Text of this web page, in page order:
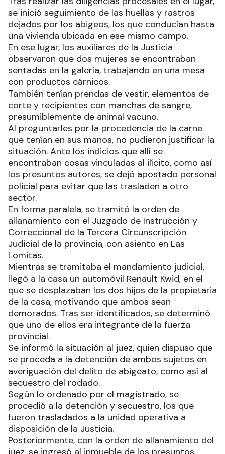
se inició seguimiento de las huellas y rastros
dejados por los abigeos, los que conducían hasta
una vivienda ubicada en ese mismo campo.
En ese lugar, los auxiliares de la Justicia
observaron que dos mujeres se encontraban
sentadas en la galería, trabajando en una mesa
con productos cárnicos.
También tenían prendas de vestir, elementos de
corte y recipientes con manchas de sangre,
presumiblemente de animal vacuno.
Al preguntarles por la procedencia de la carne
que tenían en sus manos, no pudieron justificar la
situación. Ante los indicios que allí se
encontraban cosas vinculadas al ilícito, como así
los presuntos autores, se dejó apostado personal
policial para evitar que las trasladen a otro
sector.
En forma paralela, se tramitó la orden de
allanamiento con el Juzgado de Instrucción y
Correccional de la Tercera Circunscripción
Judicial de la provincia, con asiento en Las
Lomitas.
Mientras se tramitaba el mandamiento judicial,
llegó a la casa un automóvil Renault Kwid, en el
que se desplazaban los dos hijos de la propietaria
de la casa, motivando que ambos sean
demorados. Tras ser identificados, se determinó
que uno de ellos era integrante de la fuerza
provincial.
Se informó la situación al juez, quien dispuso que
se proceda a la detención de ambos sujetos en
averiguación del delito de abigeato, como así al
secuestro del rodado.
Según lo ordenado por el magistrado, se
procedió a la detención y secuestro, los que
fueron trasladados a la unidad operativa a
disposición de la Justicia.
Posteriormente, con la orden de allanamiento del